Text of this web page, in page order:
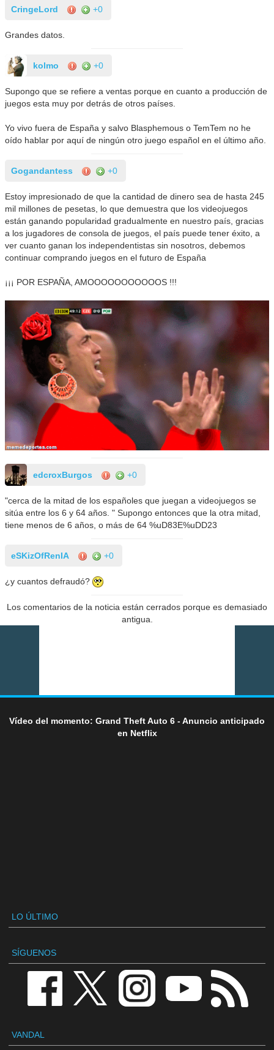
CringeLord +0
Grandes datos.
kolmo +0
Supongo que se refiere a ventas porque en cuanto a producción de
juegos esta muy por detrás de otros países.
Yo vivo fuera de España y salvo Blasphemous o TemTem no he
oído hablar por aquí de ningún otro juego español en el último año.
Gogandantess +0
Estoy impresionado de que la cantidad de dinero sea de hasta 245
mil millones de pesetas, lo que demuestra que los videojuegos
están ganando popularidad gradualmente en nuestro país, gracias
a los jugadores de consola de juegos, el país puede tener éxito, a
ver cuanto ganan los independentistas sin nosotros, debemos
continuar comprando juegos en el futuro de España
¡¡¡ POR ESPAÑA, AMOOOOOOOOOOOS !!!
edcroxBurgos +0
"cerca de la mitad de los españoles que juegan a videojuegos se
sitúa entre los 6 y 64 años. " Supongo entonces que la otra mitad,
tiene menos de 6 años, o más de 64 %uD83E%uDD23
eSKizOfRenIA +0
¿y cuantos defraudó?
Los comentarios de la noticia están cerrados porque es demasiado
antigua.
Vídeo del momento: Grand Theft Auto 6 - Anuncio anticipado
en Netflix
LO ÚLTIMO
SÍGUENOS
VANDAL